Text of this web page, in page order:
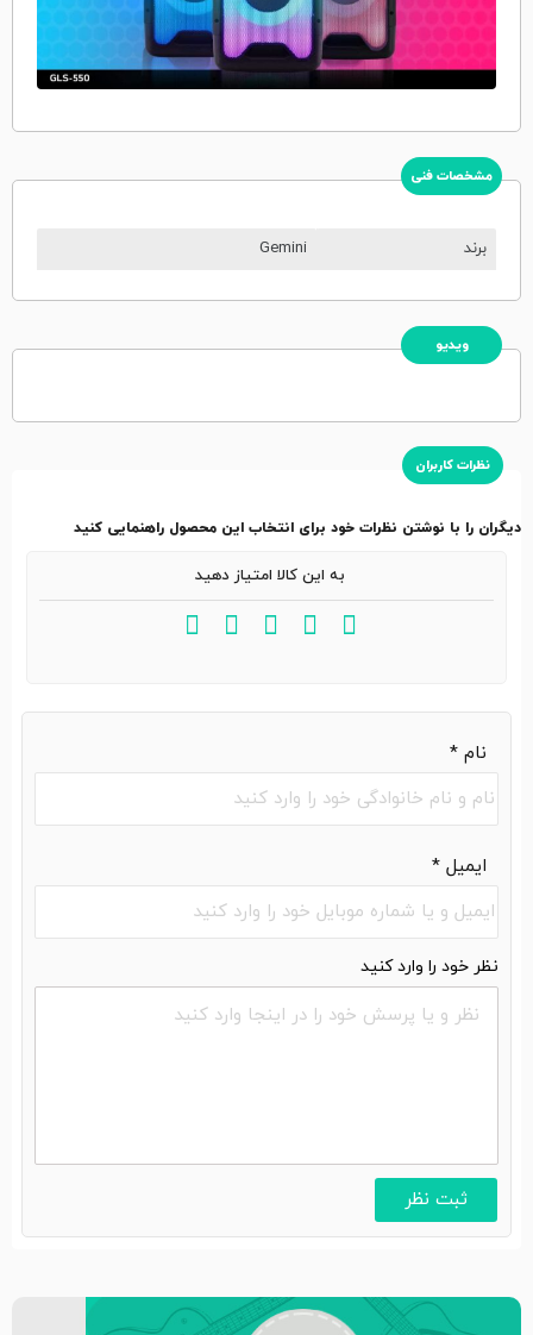
مشخصات فنی
برند Gemini
ویدیو
نظرات کاربران
دیگران را با نوشتن نظرات خود برای انتخاب این محصول راهنمایی کنید
نام *
ایمیل *
به این کالا امتیاز دهید